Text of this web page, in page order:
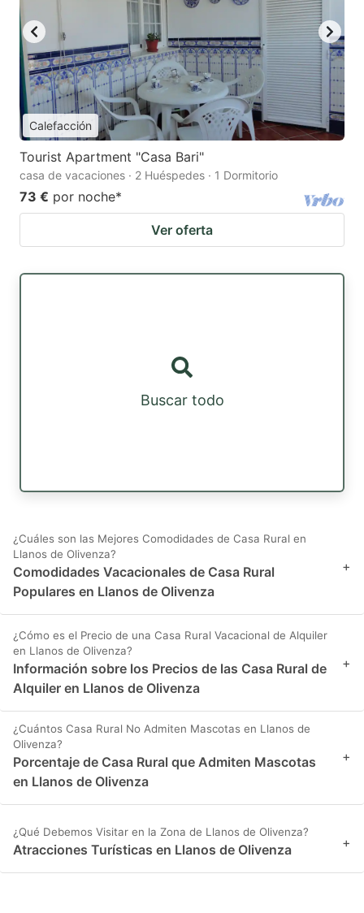
Calefacción
Tourist Apartment "Casa Bari"
casa de vacaciones · 2 Huéspedes · 1 Dormitorio
73 € por noche*
Ver oferta
Buscar todo
¿Cuáles son las Mejores Comodidades de Casa Rural en
Llanos de Olivenza?
Comodidades Vacacionales de Casa Rural
Populares en Llanos de Olivenza
+
¿Cómo es el Precio de una Casa Rural Vacacional de Alquiler
en Llanos de Olivenza?
Información sobre los Precios de las Casa Rural de
Alquiler en Llanos de Olivenza
+
¿Cuántos Casa Rural No Admiten Mascotas en Llanos de
Olivenza?
Porcentaje de Casa Rural que Admiten Mascotas
en Llanos de Olivenza
+
¿Qué Debemos Visitar en la Zona de Llanos de Olivenza?
Atracciones Turísticas en Llanos de Olivenza +